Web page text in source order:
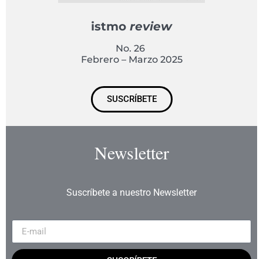
istmo review
No. 26
Febrero – Marzo 2025
SUSCRÍBETE
Newsletter
Suscríbete a nuestro Newsletter